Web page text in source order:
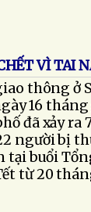
VÌ TAI
thông ở
16
đã xảy ra
người bị
tại buổi
từ 20